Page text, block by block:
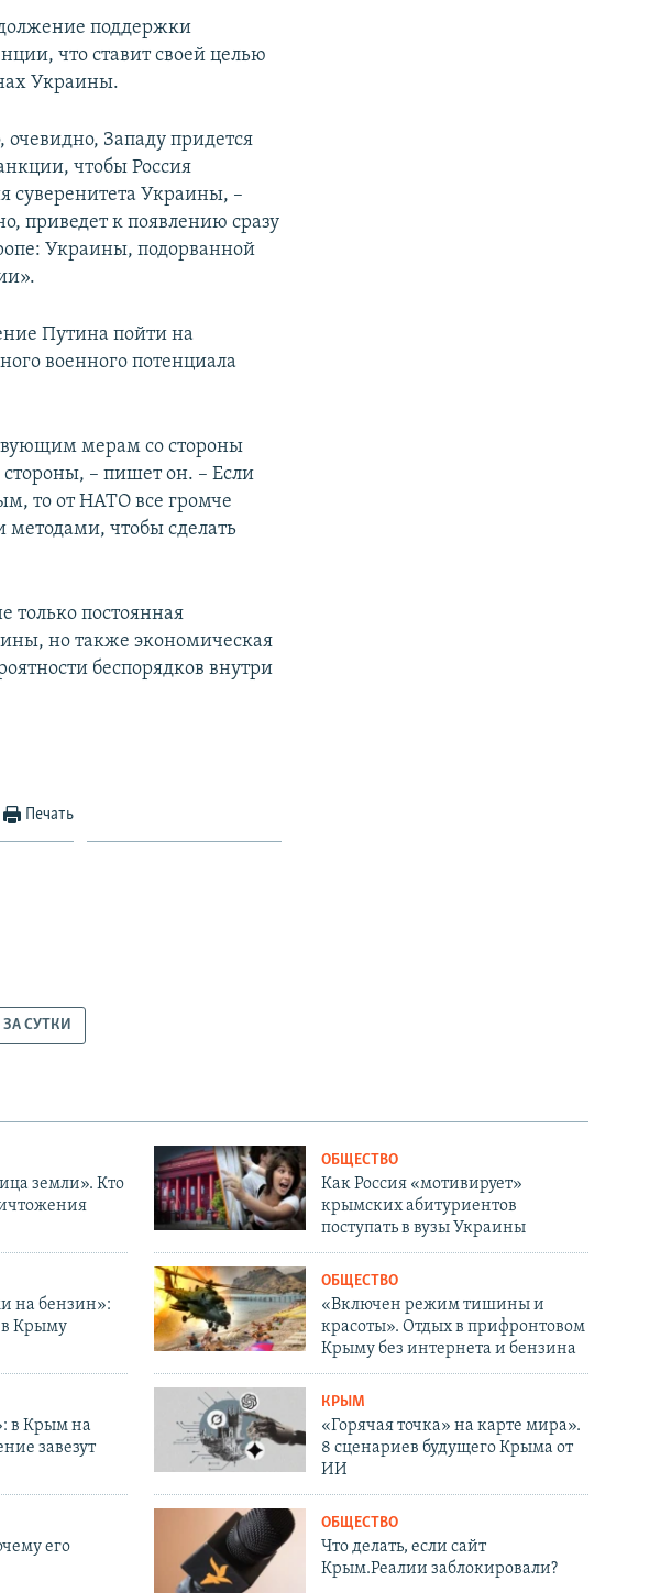
поддержки
что ставит своей целью
Украины.
очевидно, Западу придется
чтобы Россия
суверенитета Украины, –
приведет к появлению сразу
Украины, подорванной
Путина пойти на
военного потенциала
мерам со стороны
стороны, – пишет он. – Если
то от НАТО все громче
методами, чтобы сделать
только постоянная
но также экономическая
беспорядков внутри
Печать
ЗА СУТКИ
земли». Кто
ОБЩЕСТВО
Как Россия «мотивирует»
крымских абитуриентов
поступать в вузы Украины
на бензин»:
в Крыму
ОБЩЕСТВО
«Включен режим тишины и
красоты». Отдых в прифронтовом
Крыму без интернета и бензина
в Крым на
завезут
КРЫМ
«Горячая точка» на карте мира».
8 сценариев будущего Крыма от
ИИ
его
ОБЩЕСТВО
Что делать, если сайт
Крым.Реалии заблокировали?